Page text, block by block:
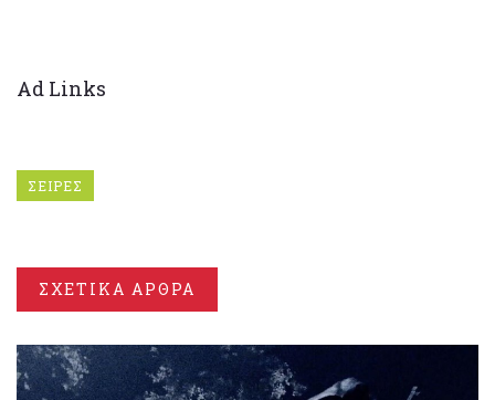
Ad Links
ΣΕΙΡΕΣ
ΣΧΕΤΙΚΑ ΑΡΘΡΑ